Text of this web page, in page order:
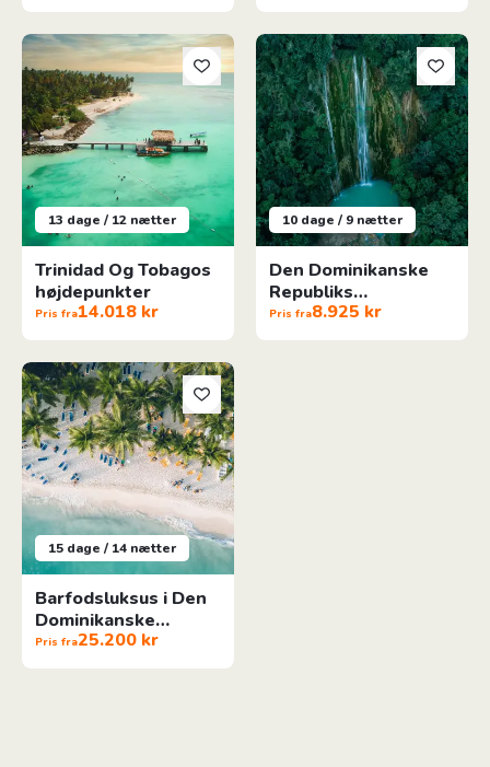
13 dage / 12 nætter
Trinidad Og Tobagos
højdepunkter
Pris fra14.018 kr
Trinidad Og Tobagos højdepunkter
10 dage / 9 nætter
Den Dominikanske
Republiks
højdepunkter
Pris fra8.925 kr
Den Dominikanske Republiks
15 dage / 14 nætter
Barfodsluksus i Den
Dominikanske
Republik
Pris fra25.200 kr
Barfodsluksus i Den Dominikanske Republik